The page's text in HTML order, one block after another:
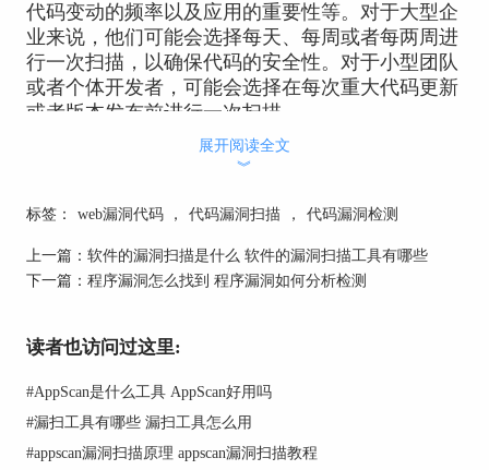
代码变动的频率以及应用的重要性等。对于大型企
业来说，他们可能会选择每天、每周或者每两周进
行一次扫描，以确保代码的安全性。对于小型团队
或者个体开发者，可能会选择在每次重大代码更新
或者版本发布前进行一次扫描。
但总的来说，定期的代码漏洞扫描是一个好的实
洞扫描，能帮助你尽早发现并修复代码漏洞，减少
潜在的安全风险。
展开阅读全文
︾
标签： web漏洞代码 ， 代码漏洞扫描 ， 代码漏洞检测
上一篇： 软件的漏洞扫描是什么 软件的漏洞扫描工具有哪些
下一篇： 程序漏洞怎么找到 程序漏洞如何分析检测
读者也访问过这里:
#AppScan是什么工具 AppScan好用吗
#漏扫工具有哪些 漏扫工具怎么用
#appscan漏洞扫描原理 appscan漏洞扫描教程